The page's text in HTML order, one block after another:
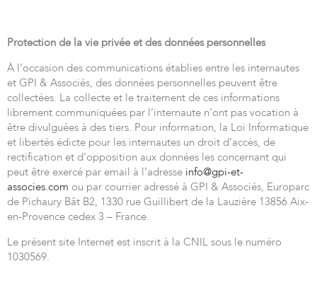
Protection de la vie privée et des données personnelles
À l’occasion des communications établies entre les internautes
et GPI & Associés, des données personnelles peuvent être
collectées. La collecte et le traitement de ces informations
librement communiquées par l’internaute n’ont pas vocation à
être divulguées à des tiers. Pour information, la Loi Informatique
et libertés édicte pour les internautes un droit d’accès, de
rectification et d’opposition aux données les concernant qui
peut être exercé par email à l’adresse info@gpi-et-
associes.com ou par courrier adressé à GPI & Associés, Europarc
de Pichaury Bât B2, 1330 rue Guillibert de la Lauzière 13856 Aix-
en-Provence cedex 3 – France.
Le présent site Internet est inscrit à la CNIL sous le numéro
1030569.